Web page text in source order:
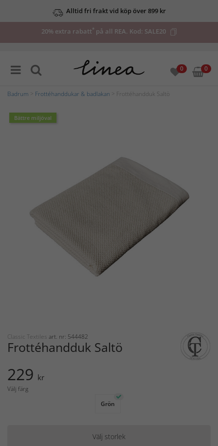
Alltid fri frakt vid köp över 899 kr
20% extra rabatt*på all REA. Kod: SALE20
0 0
Badrum Frottéhanddukar & badlakan > Frottéhandduk Saltö
Bättre miljöval
Classic Textiles art. nr: 544482
Frottéhandduk Saltö
229 kr
Välj färg
Grön
Välj storlek